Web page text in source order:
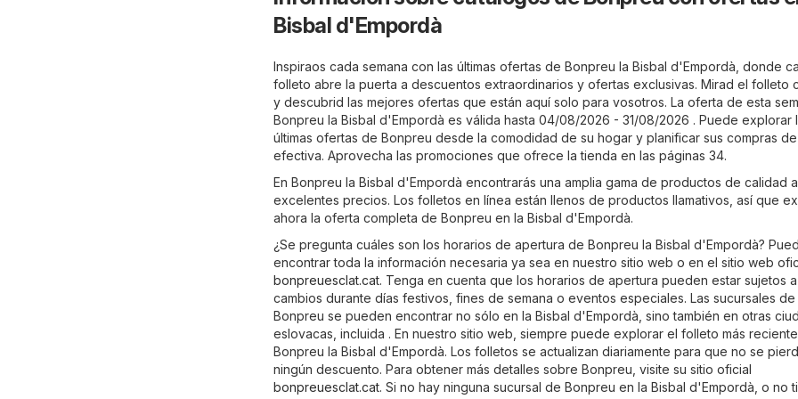
Bisbal d'Empordà
Inspiraos cada semana con las últimas ofertas de Bonpreu la Bisbal d'Empordà, donde
folleto abre la puerta a descuentos extraordinarios y ofertas exclusivas. Mirad el folleto
y descubrid las mejores ofertas que están aquí solo para vosotros. La oferta de esta
Bonpreu la Bisbal d'Empordà es válida hasta 04/08/2026 - 31/08/2026 . Puede explorar
últimas ofertas de Bonpreu desde la comodidad de su hogar y planificar sus compras
efectiva. Aprovecha las promociones que ofrece la tienda en las páginas 34.
En Bonpreu la Bisbal d'Empordà encontrarás una amplia gama de productos de calidad a
excelentes precios. Los folletos en línea están llenos de productos llamativos, así que
ahora la oferta completa de Bonpreu en la Bisbal d'Empordà.
¿Se pregunta cuáles son los horarios de apertura de Bonpreu la Bisbal d'Empordà?
encontrar toda la información necesaria ya sea en nuestro sitio web o en el sitio web
bonpreuesclat.cat. Tenga en cuenta que los horarios de apertura pueden estar sujetos a
cambios durante días festivos, fines de semana o eventos especiales. Las sucursales de
Bonpreu se pueden encontrar no sólo en la Bisbal d'Empordà, sino también en otras
eslovacas, incluida . En nuestro sitio web, siempre puede explorar el folleto más
Bonpreu la Bisbal d'Empordà. Los folletos se actualizan diariamente para que no se
ningún descuento. Para obtener más detalles sobre Bonpreu, visite su sitio oficial
bonpreuesclat.cat. Si no hay ninguna sucursal de Bonpreu en la Bisbal d'Empordà, o no